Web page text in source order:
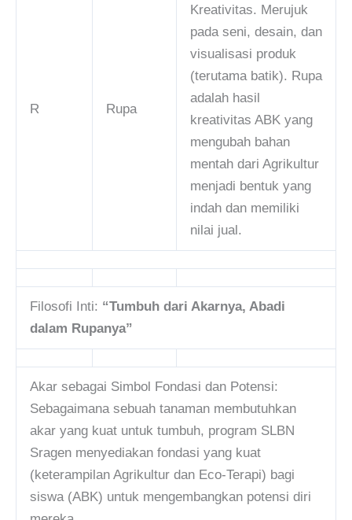
R Rupa
Kreativitas. Merujuk
pada seni, desain, dan
visualisasi produk
(terutama batik). Rupa
adalah hasil
kreativitas ABK yang
mengubah bahan
mentah dari Agrikultur
menjadi bentuk yang
indah dan memiliki
nilai jual.
Filosofi Inti: “Tumbuh dari Akarnya, Abadi
dalam Rupanya”
Akar sebagai Simbol Fondasi dan Potensi:
Sebagaimana sebuah tanaman membutuhkan
akar yang kuat untuk tumbuh, program SLBN
Sragen menyediakan fondasi yang kuat
(keterampilan Agrikultur dan Eco-Terapi) bagi
siswa (ABK) untuk mengembangkan potensi diri